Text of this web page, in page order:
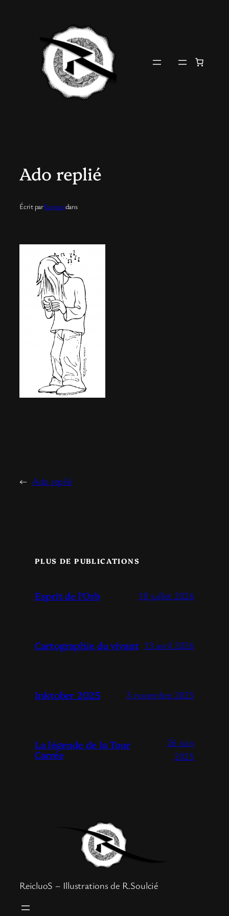
Ado replié
Écrit parRomaindans
← Ado replié
PLUS DE PUBLICATIONS
Esprit de l’Orb 18 juillet 2026
Cartographie du vivant 13 avril 2026
Inktober 2025 3 novembre 2025
La légende de la Tour
Carrée
26 juin
2025
ReicluoS – Illustrations de R.Soulcié